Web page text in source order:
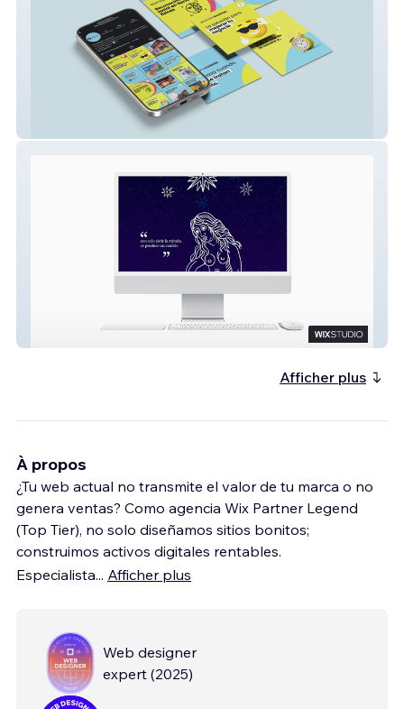
The Shopper Experience
Escuela de Psicotarología
Afficher plus
À propos
¿Tu web actual no transmite el valor de tu marca o no
genera ventas? Como agencia Wix Partner Legend
(Top Tier), no solo diseñamos sitios bonitos;
construimos activos digitales rentables.
Especialista... Afficher plus
Web designer
expert (2025)